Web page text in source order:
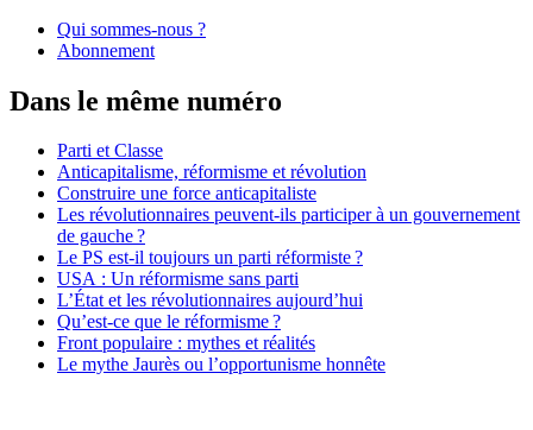
Qui sommes-nous ?
Abonnement
Dans le même numéro
Parti et Classe
Anticapitalisme, réformisme et révolution
Construire une force anticapitaliste
Les révolutionnaires peuvent-ils participer à un gouvernement
de gauche?
Le PS est-il toujours un parti réformiste?
USA : Un réformisme sans parti
L’État et les révolutionnaires aujourd’hui
Qu’est-ce que le réformisme?
Front populaire : mythes et réalités
Le mythe Jaurès ou l’opportunisme honnête